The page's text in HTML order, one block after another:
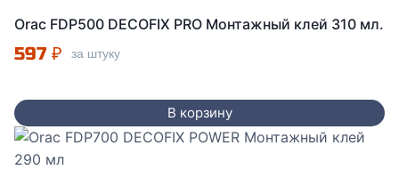
Orac FDP500 DECOFIX PRO Монтажный клей 310 мл.
597 ₽ за штуку
В корзину